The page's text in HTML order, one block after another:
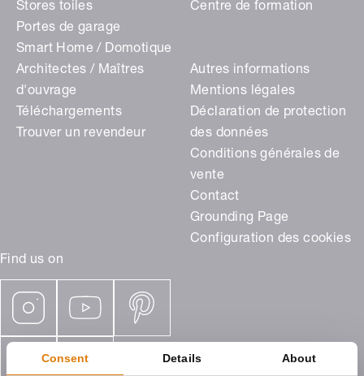
Consent Details About
Find us on
Stores toiles
Portes de garage
Smart Home / Domotique
Centre de formation
Architectes / Maîtres
d'ouvrage
Téléchargements
Trouver un revendeur
Autres informations
Mentions légales
Déclaration de protection
des données
Conditions générales de
vente
Contact
Grounding Page
Configuration des cookies